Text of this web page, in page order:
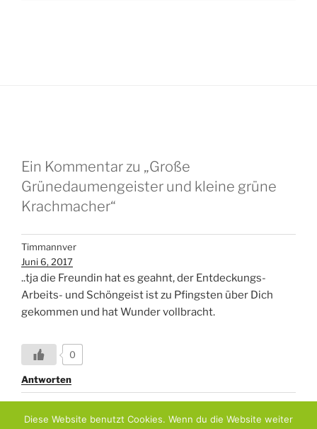
Ein Kommentar zu „Große
Grünedaumengeister und kleine grüne
Krachmacher“
Timmannver
Juni 6, 2017
..tja die Freundin hat es geahnt, der Entdeckungs-
Arbeits- und Schöngeist ist zu Pfingsten über Dich
gekommen und hat Wunder vollbracht.
0
Antworten
Diese Website benutzt Cookies. Wenn du die Website weiter